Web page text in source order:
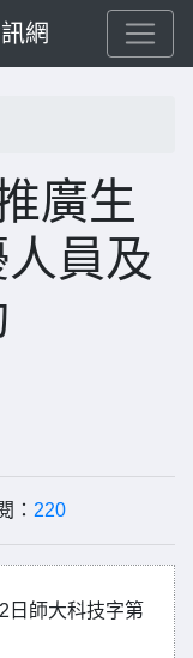
網
廣生
員及
： 220
日師大科技字第